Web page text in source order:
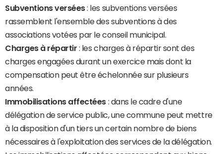
Subventions versées: les subventions versées
rassemblent l'ensemble des subventions à des
associations votées par le conseil municipal.
Charges à répartir : les charges à répartir sont des
charges engagées durant un exercice mais dont la
compensation peut être échelonnée sur plusieurs
années.
Immobilisations affectées : dans le cadre d'une
délégation de service public, une commune peut mettre
à la disposition d'un tiers un certain nombre de biens
nécessaires à l'exploitation des services de la délégation.